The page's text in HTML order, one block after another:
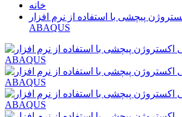
خانه
پیچشی با استفاده از نرم افزار
ABAQUS